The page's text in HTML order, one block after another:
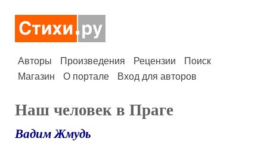
Авторы Произведения Рецензии
Поиск
Магазин
О портале Вход для авторов
Наш человек в Праге
Вадим Жмудь